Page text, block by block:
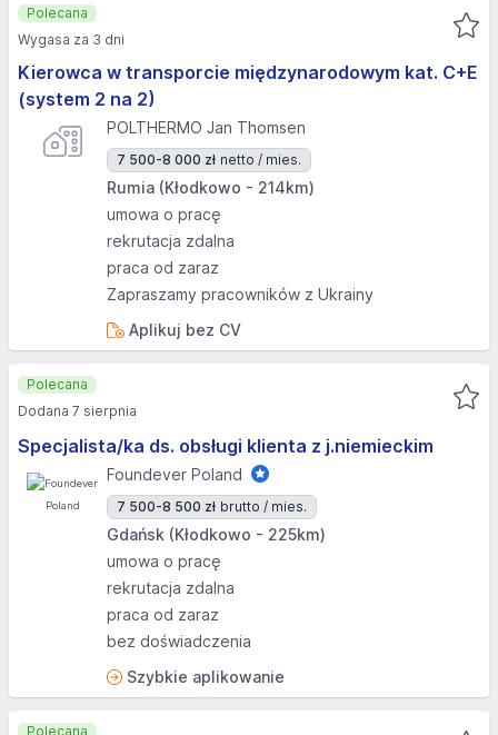
Kierowca w transporcie międzynarodowym kat. C+E
(system 2 na 2)
POLTHERMO Jan Thomsen
7 500-8 000 zł netto / mies.
Rumia (Kłodkowo - 214km)
umowa o pracę
rekrutacja zdalna
praca od zaraz
Zapraszamy pracowników z Ukrainy
Aplikuj bez CV
Polecana
Wygasa za 3 dni
Specjalista/ka ds. obsługi klienta z j.niemieckim
Foundever Poland
7 500-8 500 zł brutto / mies.
Gdańsk (Kłodkowo - 225km)
umowa o pracę
rekrutacja zdalna
praca od zaraz
bez doświadczenia
Szybkie aplikowanie
Polecana
Dodana 7 sierpnia
Polecana